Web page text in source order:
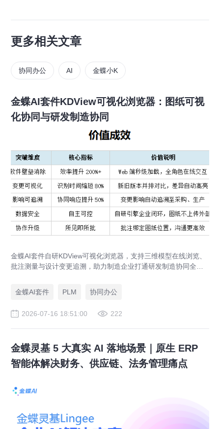
更多相关文章
协同办公 AI 金蝶小K
金蝶AI套件KDView可视化浏览器：图纸可视
化协同与研发制造协同
金蝶AI套件自研KDView可视化浏览器，支持三维模型在线浏览、
批注测量与设计变更追溯，助力制造企业打通研发制造协同全链
金蝶AI套件
PLM 协同办公
2026-07-16 18:51:00 222
金蝶灵基 5 大真实 AI 落地场景｜原生 ERP
智能体解决财务、供应链、法务管理痛点